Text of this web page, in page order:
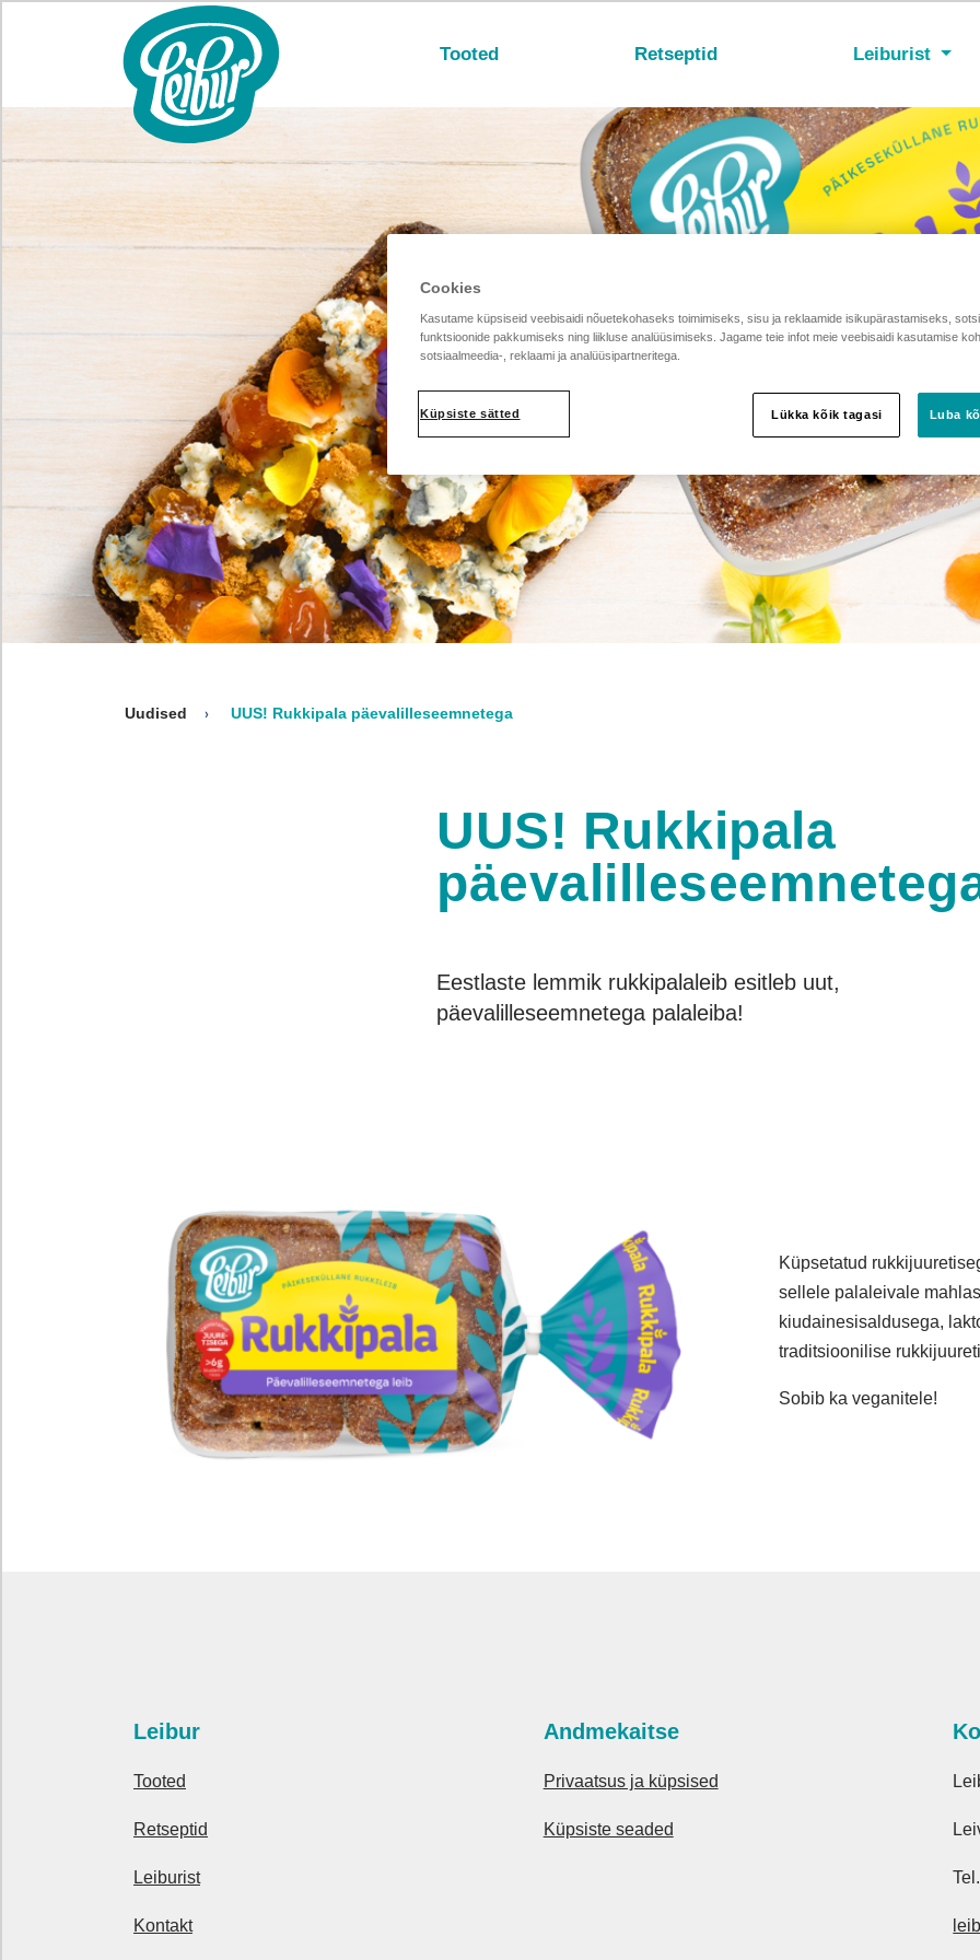
Tooted Retseptid Leiburist
Uudised UUS! Rukkipala päevalilleseemnetega
UUS! Rukkipala
Eestlaste lemmik rukkipalaleib esitleb uut,
päevalilleseemnetega palaleiba!
Küpsetatud
sellele palaleivale
kiudainesisaldusega,
traditsioonilise
Sobib ka veganitele!
Leibur
Tooted
Retseptid
Leiburist
Kontakt
Andmekaitse
Privaatsus ja küpsised
Küpsiste seaded
Cookies
Kasutame küpsiseid veebisaidi nõuetekohaseks toimimiseks, sisu ja reklaamide isikupärastamiseks,
funktsioonide pakkumiseks ning liikluse analüüsimiseks. Jagame teie infot meie veebisaidi kasutamise
sotsiaalmeedia-, reklaami ja analüüsipartneritega.
Küpsiste sätted Lükka kõik tagasi Luba